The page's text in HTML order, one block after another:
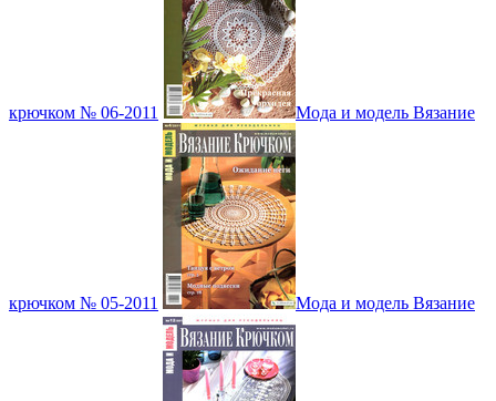
крючком № 06-2011 Мода и модель Вязание
крючком № 05-2011 Мода и модель Вязание